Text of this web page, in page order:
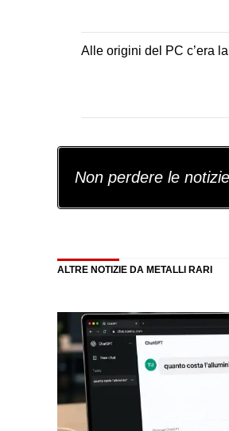
Alle origini del PC c’era
Non perdere le
ALTRE NOTIZIE DA METALLI RARI